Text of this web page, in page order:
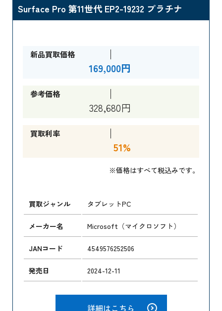
Surface Pro 第11世代 EP2-19232 プラチナ
新品買取価格
169,000円
参考価格
328,680円
買取利率
51%
※価格はすべて税込みです。
買取ジャンル タブレットPC
メーカー名 Microsoft（マイクロソフト）
JANコード 4549576252506
発売日 2024-12-11
詳細はこちら